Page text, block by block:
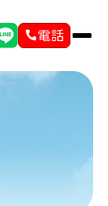
電話